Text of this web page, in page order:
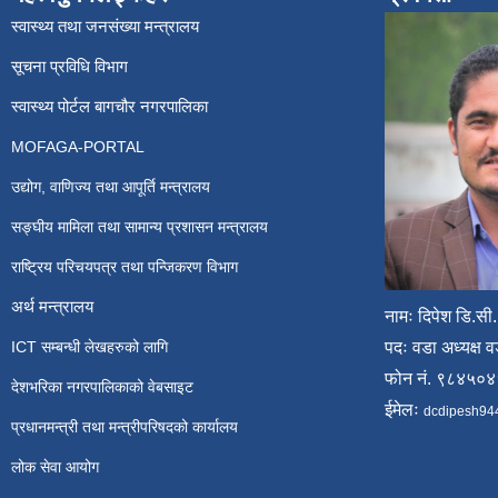
स्वास्थ्य तथा जनसंख्या मन्त्रालय
सूचना प्रविधि विभाग
स्वास्थ्य पोर्टल बागचौर नगरपालिका
MOFAGA-PORTAL
उद्योग, वाणिज्य तथा आपूर्ति मन्त्रालय
सङ्घीय मामिला तथा सामान्य प्रशासन मन्त्रालय
राष्ट्रिय परिचयपत्र तथा पन्जिकरण विभाग
अर्थ मन्त्रालय
ICT सम्बन्धी लेखहरुको लागि
देशभरिका नगरपालिकाको वेबसाइट
प्रधानमन्त्री तथा मन्त्रीपरिषदको कार्यालय
लोक सेवा आयोग
नामः दिपेश डि.सी.
पदः वडा अध्यक्ष
फोन नं.
ईमेलः